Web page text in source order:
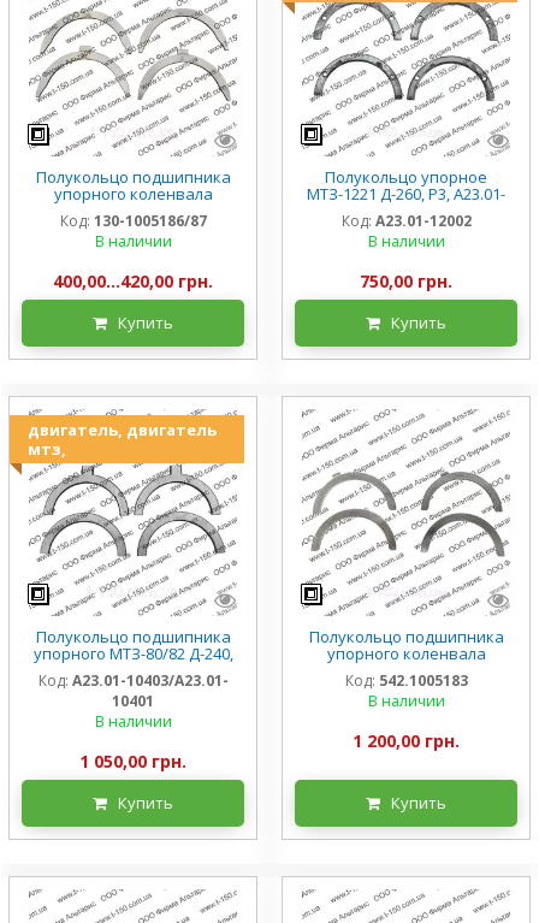
Полукольцо подшипника
упорного коленвала
ЗИЛ-130, 130-1005186/87,
СССР
Код: 130-1005186/87
В наличии
400,00...420,00 грн.
Купить
Полукольцо упорное
МТЗ-1221 Д-260, Р3, А23.01-
12002
Код: А23.01-12002
В наличии
750,00 грн.
Купить
двигатель, двигатель
мтз,
Полукольцо подшипника
упорного МТЗ-80/82 Д-240,
Р1, А23.01-10403/А23.01-10401,
оригинал
Код: А23.01-10403/А23.01-
10401
В наличии
1 050,00 грн.
Купить
Полукольцо подшипника
упорного коленвала
ГАЗ-3309/4301, комплект,
542.1005183
Код: 542.1005183
В наличии
1 200,00 грн.
Купить